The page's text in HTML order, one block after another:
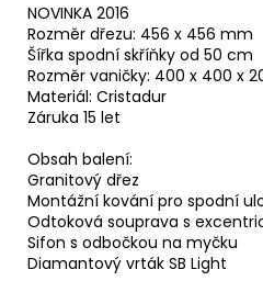
NOVINKA 2016
Rozměr dřezu: 456 x 456 mm
Šířka spodní skříňky od 50 cm
Rozměr vaničky: 400 x 400 x
Materiál: Cristadur
Záruka 15 let
Obsah balení:
Granitový dřez
Montážní kování pro spodní
Odtoková souprava s
Sifon s odbočkou na myčku
Diamantový vrták SB Light